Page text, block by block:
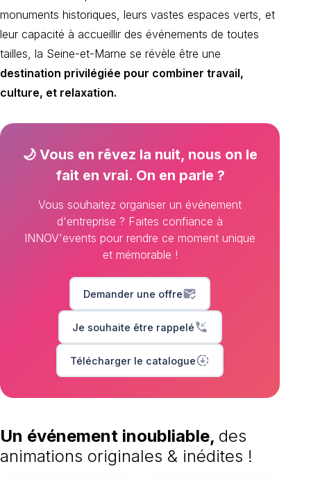
monuments historiques, leurs vastes espaces verts, et
leur capacité à accueillir des événements de toutes
tailles, la Seine-et-Marne se révèle être une
destination privilégiée pour combiner travail,
culture, et relaxation.
🌙 Vous en rêvez la nuit, nous on le
fait en vrai. On en parle ?
Vous souhaitez organiser un événement
d'entreprise ? Faites confiance à
INNOV'events pour rendre ce moment unique
et mémorable !
Demander une offremark_email_read
Je souhaite être rappeléphone_callback
Télécharger le cataloguedownloading
Un événement inoubliable, des
animations originales & inédites !